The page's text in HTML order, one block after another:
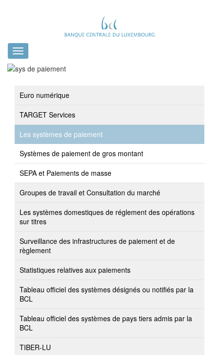
Toggle
navigation
Euro numérique
TARGET Services
Les systèmes de paiement
Systèmes de paiement de gros montant
SEPA et Paiements de masse
Groupes de travail et Consultation du marché
Les systèmes domestiques de réglement des opérations
sur titres
Surveillance des infrastructures de paiement et de
règlement
Statistiques relatives aux paiements
Tableau officiel des systèmes désignés ou notifiés par la
BCL
Tableau officiel des systèmes de pays tiers admis par la
BCL
TIBER-LU